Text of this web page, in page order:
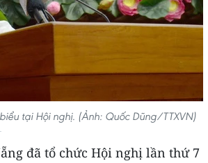
tại Hội nghị. (Ảnh: Quốc Dũng/TTXVN)
đã tổ chức Hội nghị lần thứ 7